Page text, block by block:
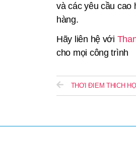
và các yêu cầu cao
hàng.
Hãy liên hệ với
cho mọi công trình
THỜI ĐIỂM THÍCH